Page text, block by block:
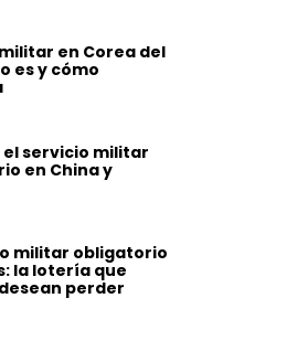
en Corea del
es y cómo
el servicio militar
en China y
militar obligatorio
la lotería que
perder